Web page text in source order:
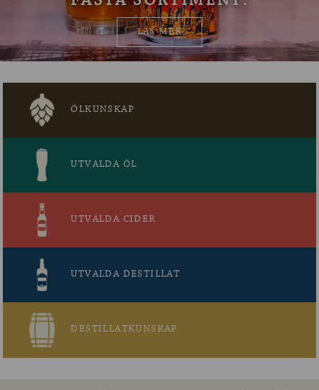
OM ÖLKOLLEN
KONTAKTA OSS
LÄS MER
ÖLKUNSKAP
UTVALDA ÖL
UTVALDA CIDER
UTVALDA DESTILLAT
DESTILLATKUNSKAP